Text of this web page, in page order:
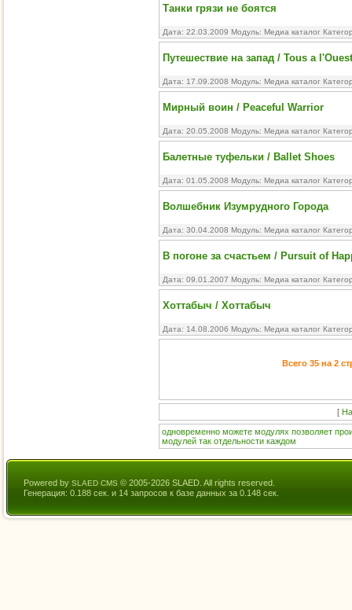
Танки грязи не боятся
Дата: 22.03.2009 Модуль: Медиа каталог
Путешествие на запад / Tous a
Дата: 17.09.2008 Модуль: Медиа каталог
Мирный воин / Peaceful Warrior
Дата: 20.05.2008 Модуль: Медиа каталог
Балетные туфельки / Ballet Shoes
Дата: 01.05.2008 Модуль: Медиа каталог
Волшебник Изумрудного Города
Дата: 30.04.2008 Модуль: Медиа каталог
В погоне за счастьем / Pursuit of
Дата: 09.01.2007 Модуль: Медиа каталог
Хоттабыч / Хоттабыч
Дата: 14.08.2006 Модуль: Медиа каталог
Всего 35 на 2
[
одновременно можете модулях позволяет
модулей так отдельности каждом
Powered by SLAED CMS © 2005-2026 SLAED. All rights reserved.
Генерация: 0.188 сек. и 14 запросов к базе данных за 0.148 сек.